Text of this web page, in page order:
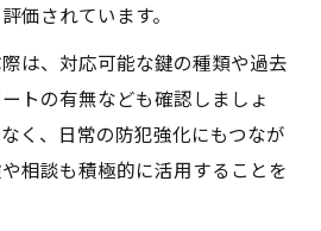
価されています。
は、対応可能な鍵の種類や過去
トの有無なども確認しましょ
く、日常の防犯強化にもつなが
相談も積極的に活用することを